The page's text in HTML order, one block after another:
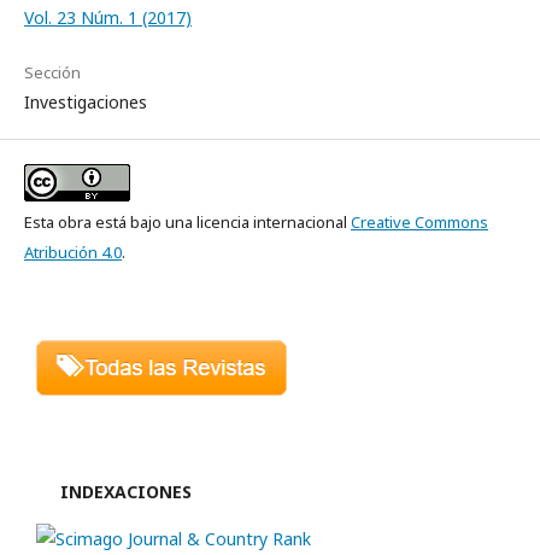
Vol. 23 Núm. 1 (2017)
Sección
Investigaciones
Esta obra está bajo una licencia internacional Creative Commons
Atribución 4.0.
INDEXACIONES